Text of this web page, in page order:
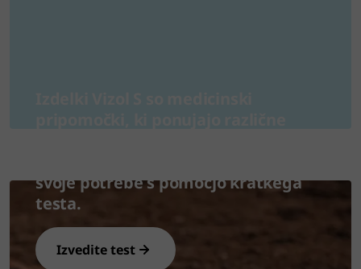
svoje potrebe s pomočjo kratkega
testa.
Izvedite test